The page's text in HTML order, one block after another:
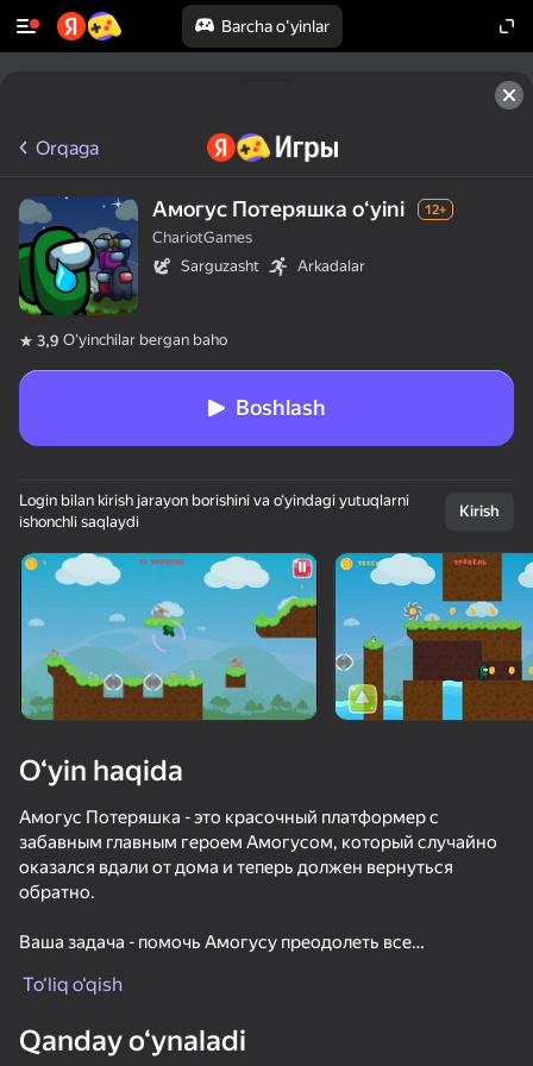
Barcha o'yinlar
Qurilmani aylantiring
O‘yinlar faqat gorizontal
oriyentatsiyasida ishlaydi
Просто Предатель
Orqaga
Амогус Потеряшка oʻyini 12+
ChariotGames
Sarguzasht
Arkadalar
3,9 Oʻyinchilar bergan baho
Boshlash
Login bilan kirish jarayon borishini va o‘yindagi yutuqlarni
ishonchli saqlaydi
Kirish
O‘yin haqida
Амогус Потеряшка - это красочный платформер с
забавным главным героем Амогусом, который случайно
оказался вдали от дома и теперь должен вернуться
обратно.
Ваша задача - помочь Амогусу преодолеть все
отсутствуют сложные головоломки и враги, что делает ее
To‘liq o‘qish
Qanday o‘ynaladi